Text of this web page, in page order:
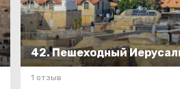
42. Пешеходный
1 отзыв